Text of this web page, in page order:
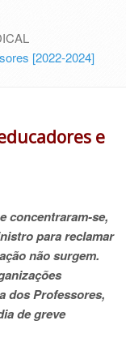
[2022-2024]
e
concentraram-se,
para reclamar
não surgem.
dos Professores,
de greve